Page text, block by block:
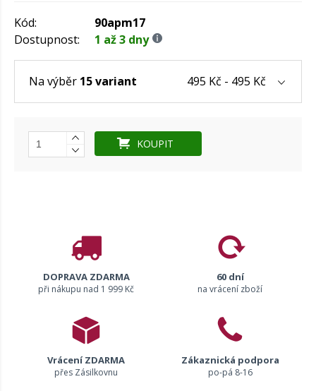
Kód:
90apm17
Dostupnost:
1 až 3 dny
Na výběr 15 variant 495 Kč - 495 Kč
KOUPIT
DOPRAVA ZDARMA
při nákupu nad 1 999 Kč
60 dní
na vrácení zboží
Vrácení ZDARMA
přes Zásilkovnu
Zákaznická podpora
po-pá 8-16